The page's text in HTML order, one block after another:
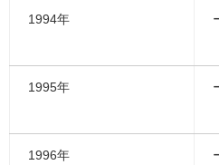
1994年
1995年
1996年